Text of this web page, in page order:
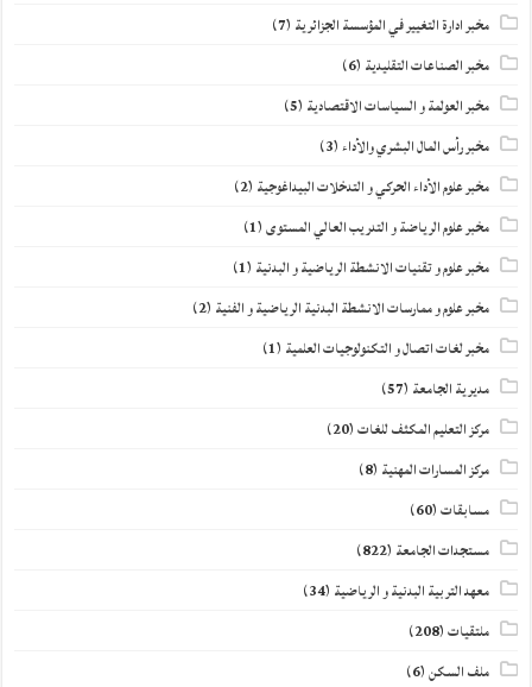
مخبر ادارة التغيير في المؤسسة الجزائرية (7)
مخبر الصناعات التقليدية (6)
مخبر العولمة و السياسات الاقتصادية (5)
مخبر رأس المال البشري والأداء(3)
مخبر علوم الأداء الحركي و التدخلات البيداغوجية (2)
مخبر علوم الرياضة و التدريب العالي المستوى(1)
مخبر علوم و تقنيات الانشطة الرياضية و البدنية (1)
مخبر علوم و ممارسات الانشطة البدنية الرياضية و الفنية (2)
مخبر لغات اتصال و التكنولوجيات العلمية (1)
مديرية الجامعة (57)
مركز التعليم المكثف للغات(20)
مركز المسارات المهنية (8)
مسابقات(60)
مستجدات الجامعة (822)
معهد التربية البدنية و الرياضية (34)
ملتقيات(208)
ملف السكن(6)